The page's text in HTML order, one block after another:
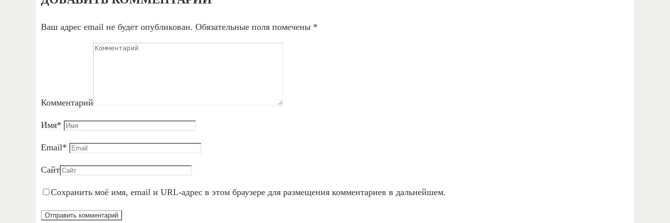
Ваш адрес email не будет опубликован. Обязательные поля помечены *
Комментарий
Имя*
Email*
Сайт
Сохранить моё имя, email и URL-адрес в этом браузере для размещения комментариев в дальнейшем.